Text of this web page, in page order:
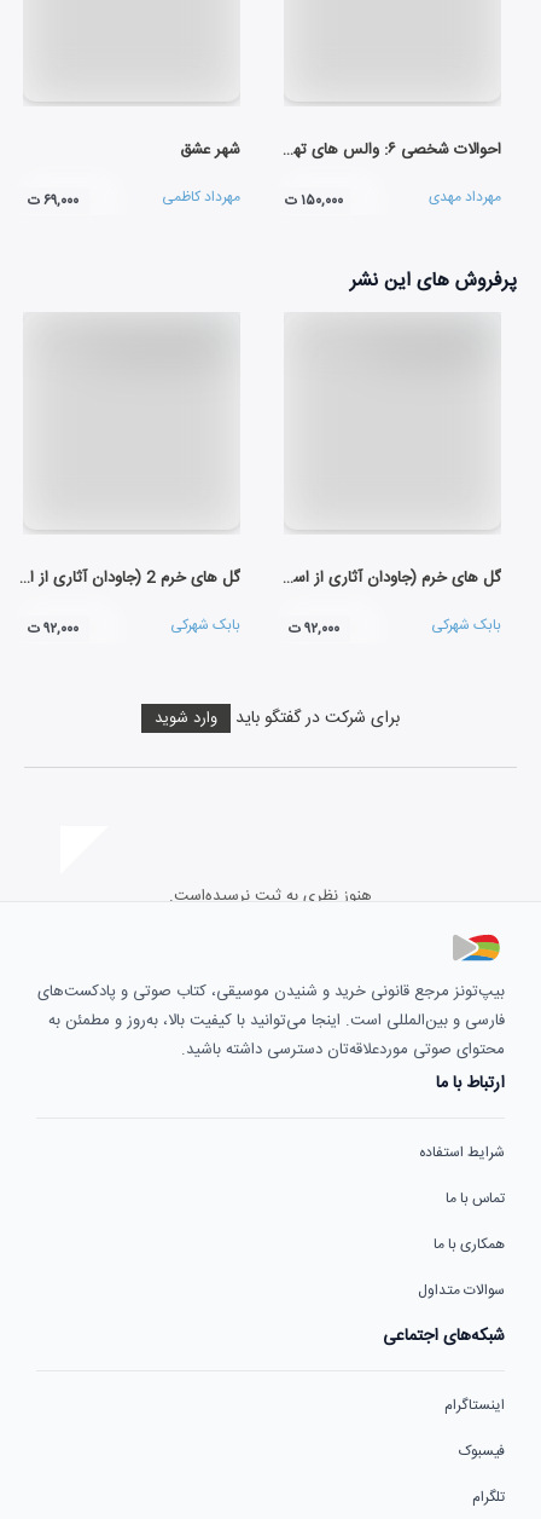
احوالات شخصی ۶: والس های تهران
مهرداد مهدی ۱۵۰,۰۰۰ ت
شهر عشق
مهرداد کاظمی ۶۹,۰۰۰ ت
پرفروش های این نشر
گل های خرم (جاودان آثاری از استاد همایون خرم)
بابک شهرکی ۹۲,۰۰۰ ت
گل های خرم 2 (جاودان آثاری از استاد همایون خرم)
بابک شهرکی ۹۲,۰۰۰ ت
برای شرکت در گفتگو باید وارد شوید
هنوز نظری به ثبت نرسیده‌است.
بیپ‌تونز مرجع قانونی خرید و شنیدن موسیقی، کتاب صوتی و پادکست‌های
فارسی و بین‌المللی است. اینجا می‌توانید با کیفیت بالا، به‌روز و مطمئن به
محتوای صوتی موردعلاقه‌تان دسترسی داشته باشید.
ارتباط با ما
شرایط استفاده
تماس با ما
همکاری با ما
سوالات متداول
شبکه‌های اجتماعی
اینستاگرام
فیسبوک
تلگرام